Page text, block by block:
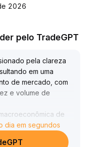
2026
pelo TradeGPT
pela clareza
em uma
de mercado, com
e volume de
de
entrada de capital
e longo prazo,
dia em segundos